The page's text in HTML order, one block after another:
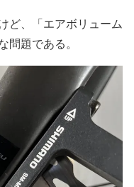
ど、「エアボリューム
問題である。